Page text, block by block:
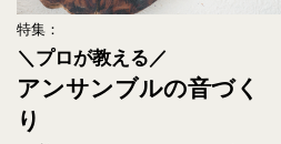
特集：
＼プロが教える／
アンサンブルの音づく
り